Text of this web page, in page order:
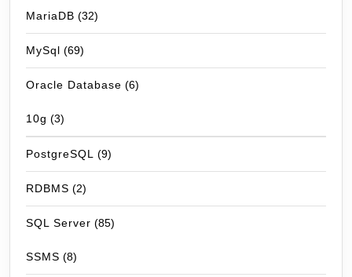
MariaDB (32)
MySql (69)
Oracle Database (6)
10g (3)
PostgreSQL (9)
RDBMS (2)
SQL Server (85)
SSMS (8)